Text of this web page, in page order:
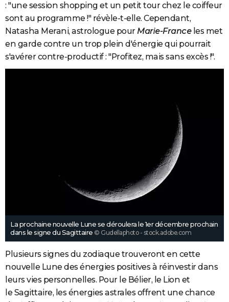
: "une session shopping et un petit tour chez le coiffeur
sont au programme !" révèle-t-elle. Cependant,
Natasha Merani, astrologue pourMarie-Franceles met
en garde contre un trop plein d'énergie qui pourrait
s'avérer contre-productif : "Profitez, mais sans excès !".
La prochaine nouvelle Lune se déroulera le 1er décembre prochain
dans le signe du Sagittaire © Gudellaphoto - stock.adobe.com
Plusieurs signes du zodiaque trouveront en cette
nouvelle Lune des énergies positives à réinvestir dans
leurs vies personnelles. Pour le Bélier, le Lion et
le Sagittaire, les énergies astrales offrent une chance